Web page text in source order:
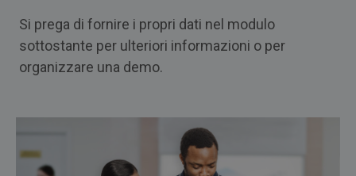
Si prega di fornire i propri dati nel modulo
sottostante per ulteriori informazioni o per
organizzare una demo.